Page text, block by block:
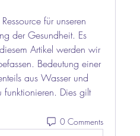
für unseren
der Gesundheit. Es
Artikel werden wir
Bedeutung einer
aus Wasser und
funktionieren. Dies gilt
0 Comments